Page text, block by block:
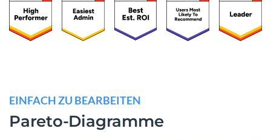
EINFACH ZU BEARBEITEN
Pareto-Diagramme